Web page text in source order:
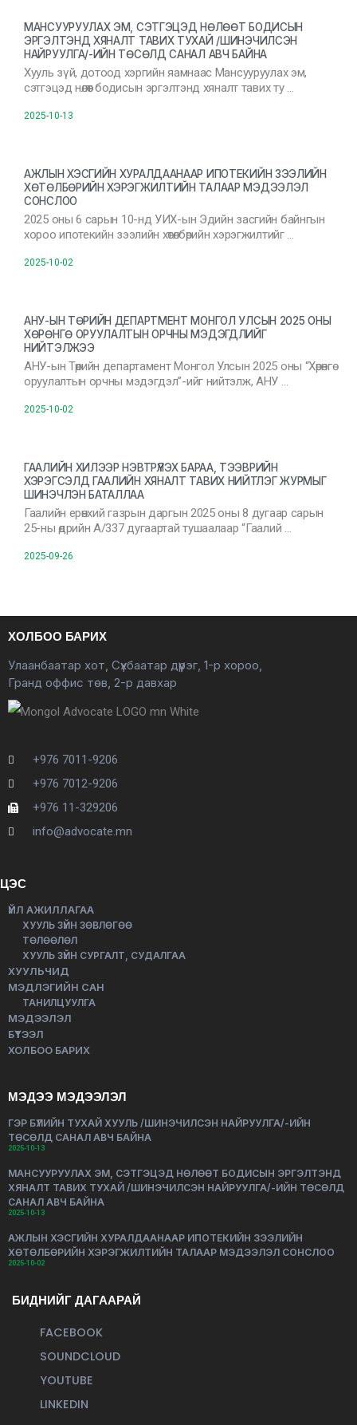
МАНСУУРУУЛАХ ЭМ, СЭТГЭЦЭД НӨЛӨӨТ БОДИСЫН
ЭРГЭЛТЭНД ХЯНАЛТ ТАВИХ ТУХАЙ /ШИНЭЧИЛСЭН
НАЙРУУЛГА/-ИЙН ТӨСӨЛД САНАЛ АВЧ БАЙНА
Хууль зүй, дотоод хэргийн яамнаас Мансууруулах эм,
сэтгэцэд нөлөөт бодисын эргэлтэнд хяналт тавих ту …
2025-10-13
АЖЛЫН ХЭСГИЙН ХУРАЛДААНААР ИПОТЕКИЙН ЗЭЭЛИЙН
ХӨТӨЛБӨРИЙН ХЭРЭГЖИЛТИЙН ТАЛААР МЭДЭЭЛЭЛ
СОНСЛОО
2025 оны 6 сарын 10-нд УИХ-ын Эдийн засгийн байнгын
хороо ипотекийн зээлийн хөтөлбөрийн хэрэгжилтийг …
2025-10-02
АНУ-ЫН ТӨРИЙН ДЕПАРТМЕНТ МОНГОЛ УЛСЫН 2025 ОНЫ
ХӨРӨНГӨ ОРУУЛАЛТЫН ОРЧНЫ МЭДЭГДЛИЙГ
НИЙТЭЛЖЭЭ
АНУ-ын Төрийн департамент Монгол Улсын 2025 оны “Хөрөнгө
оруулалтын орчны мэдэгдэл”-ийг нийтэлж, АНУ …
2025-10-02
ГААЛИЙН ХИЛЭЭР НЭВТРҮҮЛЭХ БАРАА, ТЭЭВРИЙН
ХЭРЭГСЭЛД ГААЛИЙН ХЯНАЛТ ТАВИХ НИЙТЛЭГ ЖУРМЫГ
ШИНЭЧЛЭН БАТАЛЛАА
Гаалийн ерөнхий газрын даргын 2025 оны 8 дугаар сарын
25-ны өдрийн А/337 дугаартай тушаалаар “Гаалий …
2025-09-26
ХОЛБОО БАРИХ
Улаанбаатар хот, Сүхбаатар дүүрэг, 1-р хороо,
Гранд оффис төв, 2-р давхар
+976 7011-9206
+976 7012-9206
+976 11-329206
info@advocate.mn
ЦЭС
ҮЙЛ АЖИЛЛАГАА
ХУУЛЬ ЗҮЙН ЗӨВЛӨГӨӨ
ТӨЛӨӨЛӨЛ
ХУУЛЬ ЗҮЙН СУРГАЛТ, СУДАЛГАА
ХУУЛЬЧИД
МЭДЛЭГИЙН САН
ТАНИЛЦУУЛГА
МЭДЭЭЛЭЛ
БҮТЭЭЛ
ХОЛБОО БАРИХ
МЭДЭЭ МЭДЭЭЛЭЛ
ГЭР БҮЛИЙН ТУХАЙ ХУУЛЬ /ШИНЭЧИЛСЭН НАЙРУУЛГА/-ИЙН
ТӨСӨЛД САНАЛ АВЧ БАЙНА
2025-10-13
МАНСУУРУУЛАХ ЭМ, СЭТГЭЦЭД НӨЛӨӨТ БОДИСЫН ЭРГЭЛТЭНД
ХЯНАЛТ ТАВИХ ТУХАЙ /ШИНЭЧИЛСЭН НАЙРУУЛГА/-ИЙН ТӨСӨЛД
САНАЛ АВЧ БАЙНА
2025-10-13
АЖЛЫН ХЭСГИЙН ХУРАЛДААНААР ИПОТЕКИЙН ЗЭЭЛИЙН
ХӨТӨЛБӨРИЙН ХЭРЭГЖИЛТИЙН ТАЛААР МЭДЭЭЛЭЛ СОНСЛОО
2025-10-02
БИДНИЙГ ДАГААРАЙ
FACEBOOK
SOUNDCLOUD
YOUTUBE
LINKEDIN